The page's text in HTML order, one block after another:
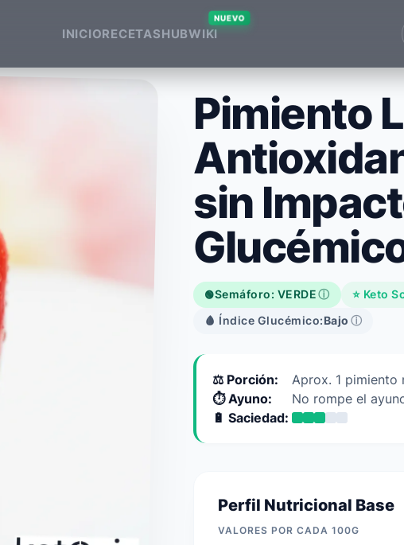
INICIORECETASHUBWIKI
NUEVO
Pimiento
sin
🟢Semáforo: VERDEⓘ ⭐ Keto
🩸 Índice Glucémico:Bajo ⓘ
⚖️ Porción:
Aprox. 1 pimiento
⏱️ Ayuno:
No rompe el
🔋 Saciedad:
Perfil Nutricional Base
VALORES POR CADA 100G